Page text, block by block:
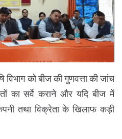
विभाग को बीज की गुणवत्ता की जांच
का सर्वे कराने और यदि बीज में
तथा विक्रेता के खिलाफ कड़ी